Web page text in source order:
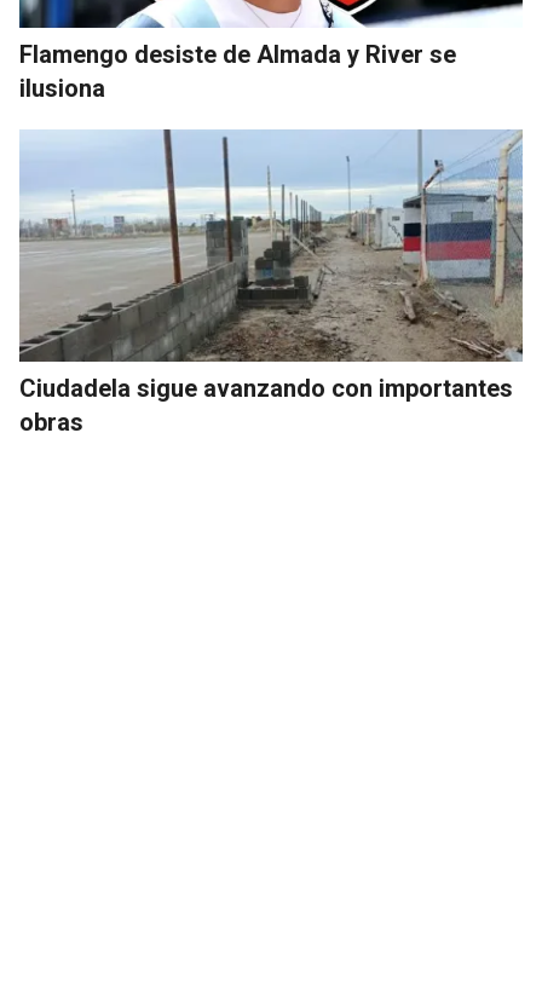
Flamengo desiste de Almada y River se
ilusiona
Ciudadela sigue avanzando con importantes
obras